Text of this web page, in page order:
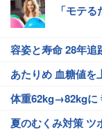
「モテ
容姿と寿命 28年追
あたりめ 血糖値を
体重62kg→82kgに
夏のむくみ対策 ツ